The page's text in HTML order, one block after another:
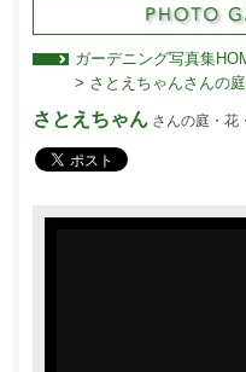
ガーデニング写真集
> さとえちゃんさんの
さとえちゃんさんの庭・花